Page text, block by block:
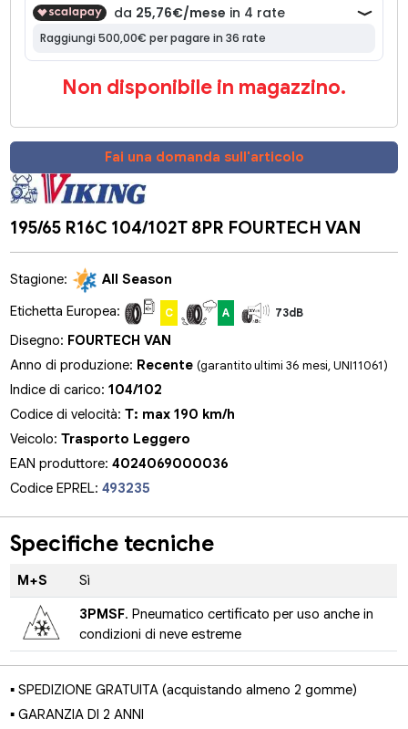
Non disponibile in magazzino.
Fai una domanda sull'articolo
195/65 R16C 104/102T 8PR FOURTECH VAN
Stagione:
All Season
Etichetta Europea:
C A 73dB
Disegno: FOURTECH VAN
Anno di produzione: Recente(garantito ultimi 36 mesi, UNI11061)
Indice di carico:104/102
Codice di velocità:T: max 190 km/h
Veicolo:Trasporto Leggero
EAN produttore:4024069000036
Codice EPREL:493235
Specifiche tecniche
M+S Sì
3PMSF. Pneumatico certificato per uso anche in
condizioni di neve estreme
▪ SPEDIZIONE GRATUITA (acquistando almeno 2 gomme)
▪ GARANZIA DI 2 ANNI